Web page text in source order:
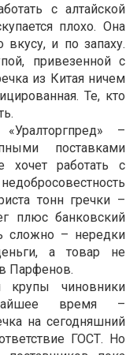
с алтайской
плохо. Она
вкусу, и по запаху.
привезенной с
из Китая ничем
Те, кто
–
поставками
работать с
тонн гречки –
плюс банковский
сложно – нередки
а товар не
Парфенов.
крупы чиновники
время –
на сегодняшний
ГОСТ. Но